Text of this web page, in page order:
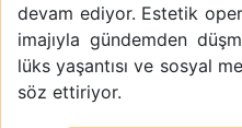
devam ediyor. Estetik
imajıyla gündemden
lüks yaşantısı ve sosyal
söz ettiriyor.